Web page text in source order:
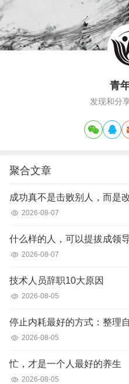
青
发现和分
聚合文章
成功真不是击败别人，而是
2026-08-07
什么样的人，可以提拔成领
2026-08-07
技术人员辞职10大原因
2026-08-05
停止内耗最好的方式：整理
2026-08-05
忙，才是一个人最好的养生
2026-08-05